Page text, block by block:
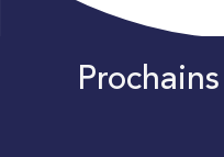
Prochains